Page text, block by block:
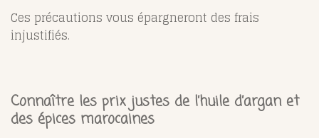
Ces précautions vous épargneront des frais
injustifiés.
Connaître les prix justes de l’huile d’argan et
des épices marocaines